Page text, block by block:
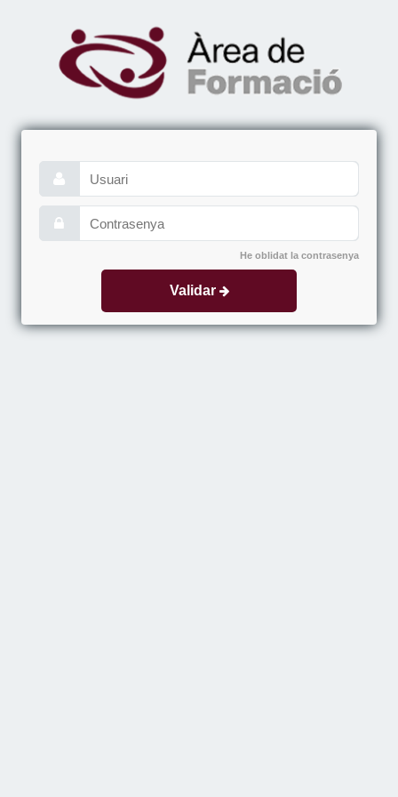
He oblidat la contrasenya
Validar